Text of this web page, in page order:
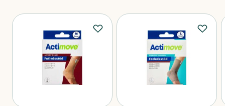
Produkter